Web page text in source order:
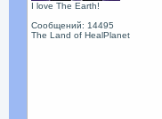
I love The Earth!
Сообщений: 14495
The Land of HealPlanet